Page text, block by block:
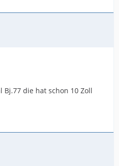
Bj.77 die hat schon 10 Zoll